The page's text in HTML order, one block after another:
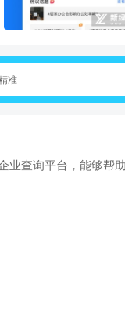
准
业查询平台，能够帮